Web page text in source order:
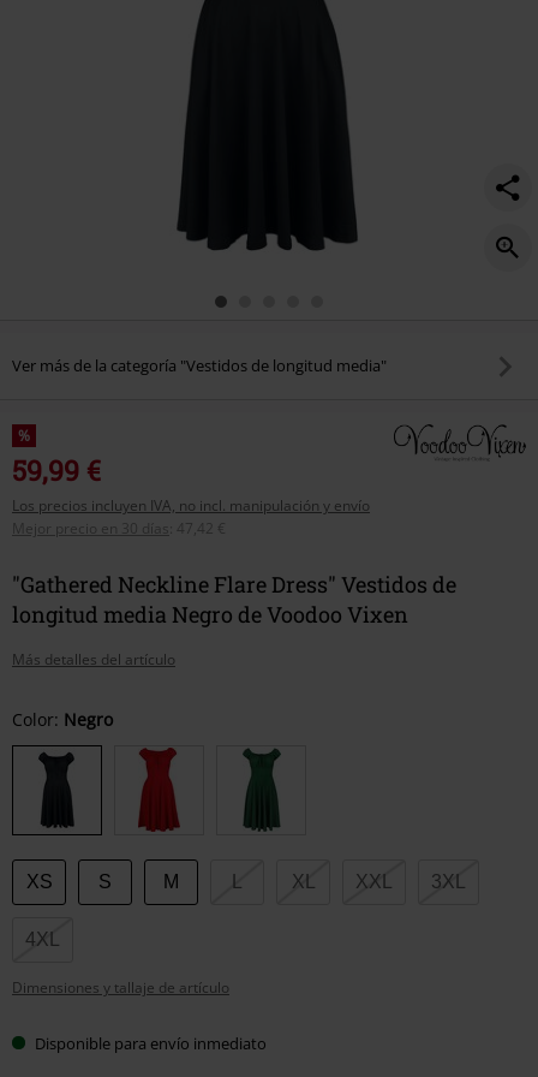
Ver más de la categoría "Vestidos de longitud media"
%
59,99 €
Los precios incluyen IVA, no incl. manipulación y envío
Mejor precio en 30 días
47,42 €
"Gathered Neckline Flare Dress" Vestidos de
longitud media Negro de Voodoo Vixen
Más detalles del artículo
Elige
tu
talla
Color: Negro
XS S M XL XXL 3XL
4XL
Dimensiones y tallaje de artículo
Disponible para envío inmediato